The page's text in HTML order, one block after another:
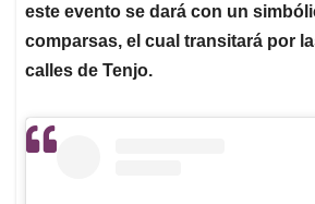
este evento se dará con un
comparsas, el cual transitará por
calles de Tenjo.